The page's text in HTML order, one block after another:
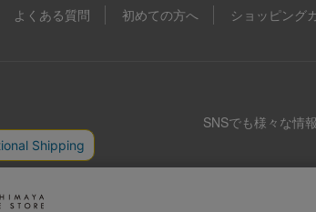
よくある質問 初めての方へ ショッピング
SNSでも様々な情